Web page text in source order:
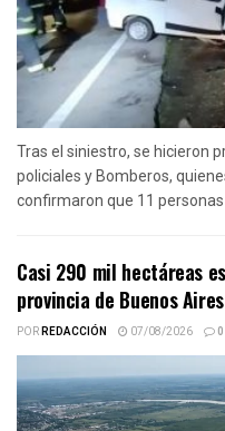
Tras el siniestro, se hicieron
policiales y Bomberos,
confirmaron que 11 personas
Casi 290 mil hectáreas
provincia de Buenos Aires
PORREDACCIÓN 07/08/2026 0